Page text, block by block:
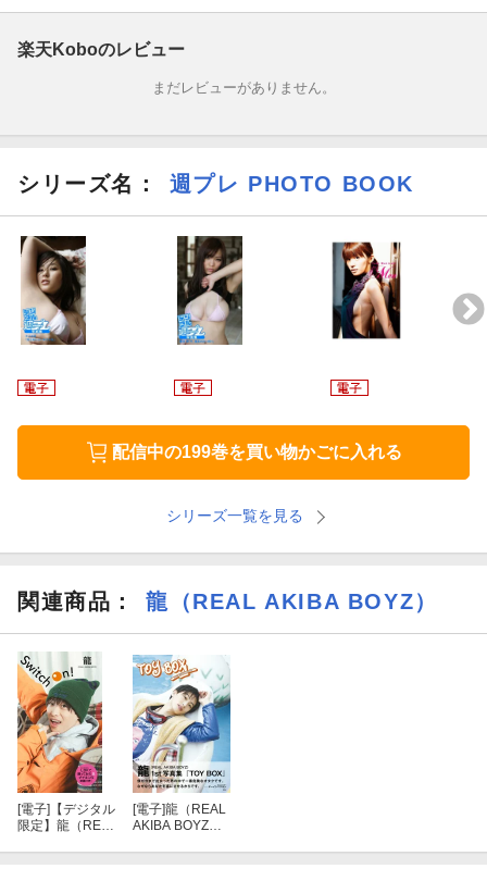
楽天Koboのレビュー
まだレビューがありません。
シリーズ名： 週プレ PHOTO BOOK
配信中の199巻を買い物かごに入れる
シリーズ一覧を見る
関連商品 ： 龍（REAL AKIBA BOYZ）
[電子] 【デジタル
限定】龍（REA
[電子]龍（REAL
AKIBA BOYZ）1